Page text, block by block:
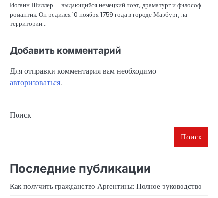
Иоганн Шиллер — выдающийся немецкий поэт, драматург и философ-
романтик. Он родился 10 ноября 1759 года в городе Марбург, на
территории…
Добавить комментарий
Для отправки комментария вам необходимо
авторизоваться.
Поиск
Поиск
Последние публикации
Как получить гражданство Аргентины: Полное руководство